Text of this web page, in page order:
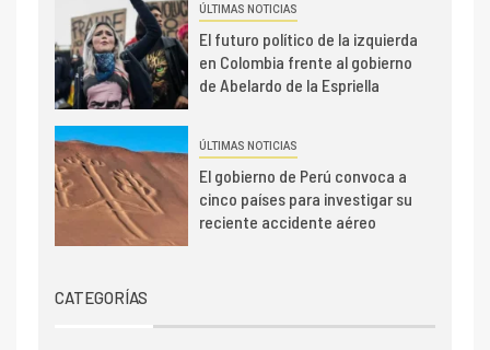
ÚLTIMAS NOTICIAS
El futuro político de la izquierda
en Colombia frente al gobierno
de Abelardo de la Espriella
ÚLTIMAS NOTICIAS
El gobierno de Perú convoca a
cinco países para investigar su
reciente accidente aéreo
CATEGORÍAS